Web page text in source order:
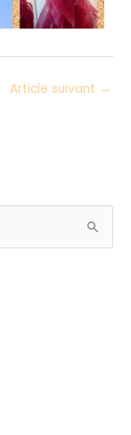
Article suivant →